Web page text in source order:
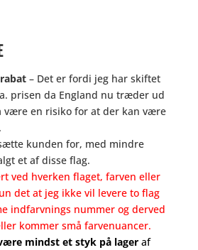
– Det er fordi jeg har skiftet
prisen da England nu træder ud
være en risiko for at der kan være
kunden for, med mindre
et af disse flag.
ved hverken flaget, farven eller
det at jeg ikke vil levere to flag
indfarvnings nummer og derved
kommer små farvenuancer.
mindst et styk på lageraf